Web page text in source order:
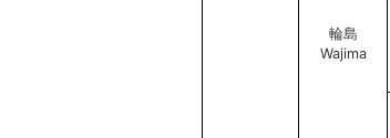
輪島
Wajima